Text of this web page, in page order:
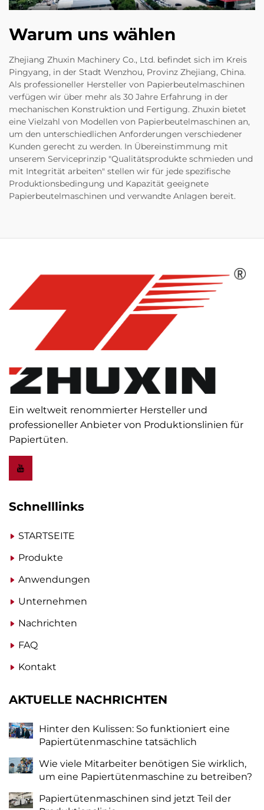
Warum uns wählen
Zhejiang Zhuxin Machinery Co., Ltd. befindet sich im Kreis
Pingyang, in der Stadt Wenzhou, Provinz Zhejiang, China.
Als professioneller Hersteller von Papierbeutelmaschinen
verfügen wir über mehr als 30 Jahre Erfahrung in der
mechanischen Konstruktion und Fertigung. Zhuxin bietet
eine Vielzahl von Modellen von Papierbeutelmaschinen an,
um den unterschiedlichen Anforderungen verschiedener
Kunden gerecht zu werden. In Übereinstimmung mit
unserem Serviceprinzip "Qualitätsprodukte schmieden und
mit Integrität arbeiten" stellen wir für jede spezifische
Produktionsbedingung und Kapazität geeignete
Papierbeutelmaschinen und verwandte Anlagen bereit.
Ein weltweit renommierter Hersteller und
professioneller Anbieter von Produktionslinien für
Papiertüten.
Schnelllinks
STARTSEITE
Produkte
Anwendungen
Unternehmen
Nachrichten
FAQ
Kontakt
AKTUELLE NACHRICHTEN
Hinter den Kulissen: So funktioniert eine
Papiertütenmaschine tatsächlich
Wie viele Mitarbeiter benötigen Sie wirklich,
um eine Papiertütenmaschine zu betreiben?
Papiertütenmaschinen sind jetzt Teil der